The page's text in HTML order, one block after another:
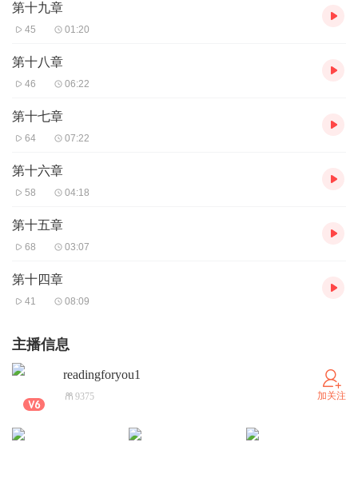
第十九章
45 01:20
第十八章
46 06:22
第十七章
64 07:22
第十六章
58 04:18
第十五章
68 03:07
第十四章
41 08:09
主播信息
readingforyou1
9375 加关注